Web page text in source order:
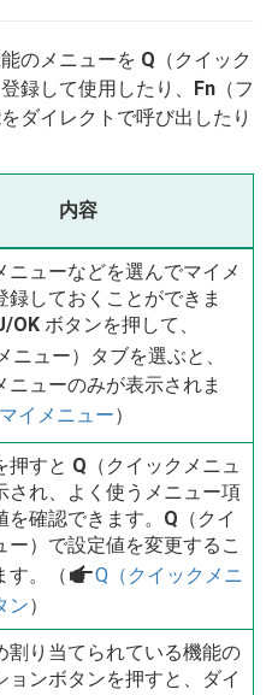
のメニューを Q （クイック
録して使用したり、 Fn （フ
ダイレクトで呼び出したり
内容
ニューなどを選んでマイメ
録しておくことができま
OK ボタンを押して、
ニュー）タブを選ぶと、
ニューのみが表示されま
マイメニュー）
押すと Q （クイックメニュ
され、よく使うメニュー項
を確認できます。 Q （クイ
ー）で設定値を変更するこ
す。（ aQ（クイックメニ
ン）
割り当てられている機能の
ョンボタンを押すと、ダイ